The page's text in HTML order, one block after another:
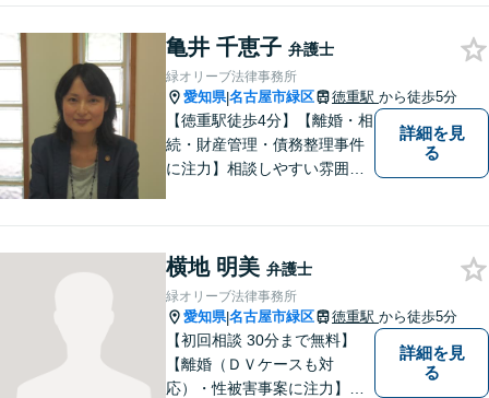
バー等の情報問題にも意欲高
く取り組みます。お困りごと
があれば。お気軽にご相談く
ださい。
亀井 千恵子 弁護士
緑オリーブ法律事務所
愛知県|名古屋市緑区 徳重駅 から徒歩5分
【徳重駅徒歩4分】【離婚・相
続・財産管理・債務整理事件
に注力】相談しやすい雰囲気
詳細を見
る
横地 明美 弁護士
緑オリーブ法律事務所
愛知県|名古屋市緑区 徳重駅 から徒歩5分
【初回相談 30分まで無料】
【離婚（ＤＶケースも対
応）・性被害事案に注力】
詳細を見
る